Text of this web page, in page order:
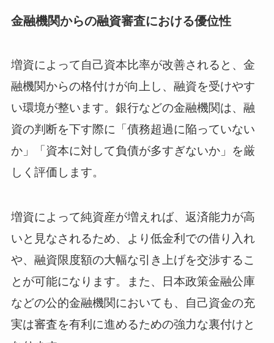
金融機関からの融資審査における優位性
増資によって自己資本比率が改善されると、金
融機関からの格付けが向上し、融資を受けやす
い環境が整います。銀行などの金融機関は、融
資の判断を下す際に「債務超過に陥っていない
か」「資本に対して負債が多すぎないか」を厳
しく評価します。
増資によって純資産が増えれば、返済能力が高
いと見なされるため、より低金利での借り入れ
や、融資限度額の大幅な引き上げを交渉するこ
とが可能になります。また、日本政策金融公庫
などの公的金融機関においても、自己資金の充
実は審査を有利に進めるための強力な裏付けと